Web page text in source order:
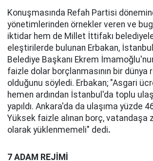
Konuşmasında Refah Partisi
yönetimlerinden örnekler veren ve
iktidar hem de Millet İttifakı
eleştirilerde bulunan Erbakan,
Belediye Başkanı Ekrem
faizle dolar borçlanmasının bir dünya
olduğunu söyledi. Erbakan; "Asgari
hemen ardından İstanbul'da toplu
yapıldı. Ankara'da da ulaşıma yüzde
Yüksek faizle alınan borç, vatandaşa
olarak yüklenmemeli" dedi.
7 ADAM REJİMİ